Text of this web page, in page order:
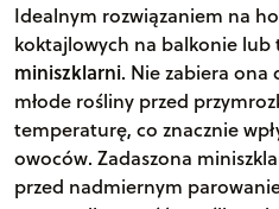
Idealnym rozwiązaniem na
koktajlowych na balkonie lub
miniszklarni. Nie zabiera ona
młode rośliny przed
temperaturę, co znacznie
owoców. Zadaszona
przed nadmiernym